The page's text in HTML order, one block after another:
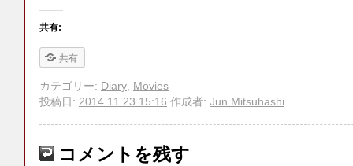
共有:
共有
カテゴリー: Diary, Movies
投稿日: 2014.11.23 15:16 作成者: Jun Mitsuhashi
コメントを残す